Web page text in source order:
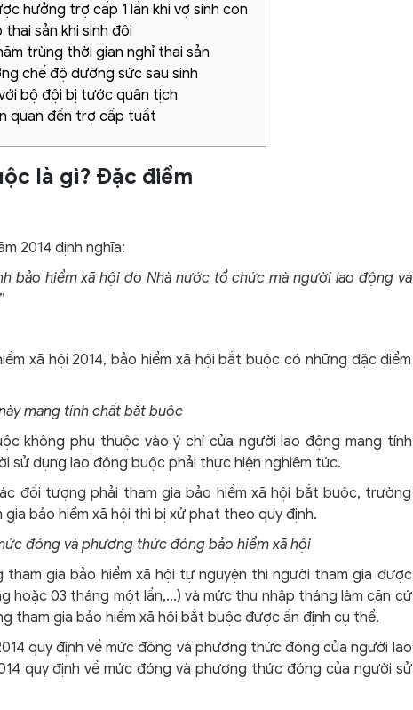
hưởng trợ cấp 1 lần khi vợ sinh con
sản khi sinh đôi
trùng thời gian nghỉ thai sản
chế độ dưỡng sức sau sinh
bộ đội bị tước quân tịch
quan đến trợ cấp tuất
là gì? Đặc điểm
2014 định nghĩa:
bảo hiểm xã hội do Nhà nước tổ chức mà người lao động và
xã hội 2014, bảo hiểm xã hội bắt buộc có những đặc điểm
mang tính chất bắt buộc
không phụ thuộc vào ý chí của người lao động mang tính
sử dụng lao động buộc phải thực hiện nghiêm túc.
đối tượng phải tham gia bảo hiểm xã hội bắt buộc, trường
bảo hiểm xã hội thì bị xử phạt theo quy định.
đóng và phương thức đóng bảo hiểm xã hội
gia bảo hiểm xã hội tự nguyện thì người tham gia được
hoặc 03 tháng một lần,…) và mức thu nhập tháng làm căn cứ
tham gia bảo hiểm xã hội bắt buộc được ấn định cụ thể.
quy định về mức đóng và phương thức đóng của người lao
quy định về mức đóng và phương thức đóng của người sử